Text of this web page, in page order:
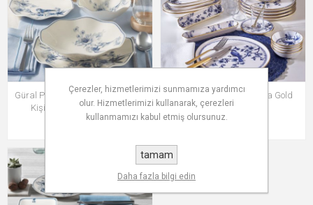
Güral Porselen Nesrin 24 Parça 6
Kişilik Bone Yemek Takımı
₺2.999,99
Fecra Blue Bird 35 Parça Gold
Fileli Kahvaltı Seti
₺2.999,99
Çerezler, hizmetlerimizi sunmamıza yardımcı
olur. Hizmetlerimizi kullanarak, çerezleri
kullanmamızı kabul etmiş olursunuz.
tamam
Daha fazla bilgi edin